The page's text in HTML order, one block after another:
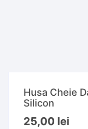
Husa Cheie
Silicon
25,00 lei